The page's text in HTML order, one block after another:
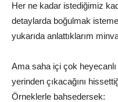
Her ne kadar istediğimiz
detaylarda boğulmak
yukarıda anlattıklarım
Ama saha içi çok
yerinden çıkacağını
Örneklerle bahsedersek: